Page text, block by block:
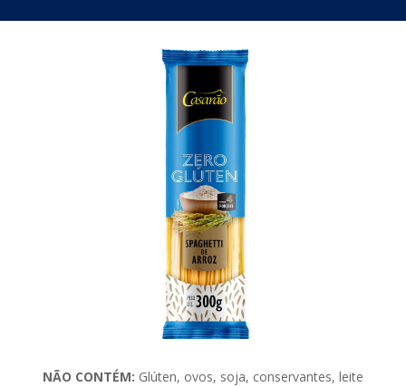
NÃO CONTÉM: Glúten, ovos, soja, conservantes, leite